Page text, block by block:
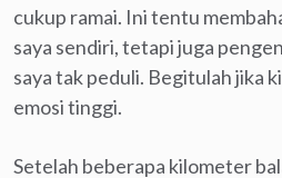
cukup ramai. Ini tentu
saya sendiri, tetapi juga
saya tak peduli. Begitulah jika
emosi tinggi.
Setelah beberapa kilometer